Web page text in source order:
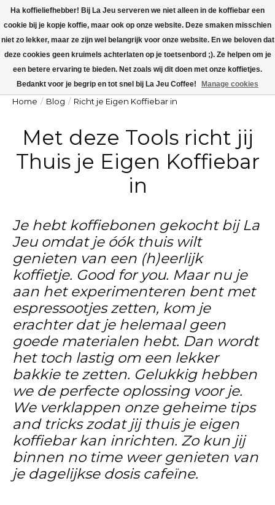
La Jeu is dicht v.a maandag 27 juli t/m zondag 9 augustus. Op maandag 10
augustus worden alle koffieorders verzonden!
Home / Blog / Richt je Eigen Koffiebar in
Met deze Tools richt jij
Thuis je Eigen Koffiebar
in
Je hebt koffiebonen gekocht bij La
Jeu omdat je óók thuis wilt
genieten van een (h)eerlijk
koffietje. Good for you. Maar nu je
aan het experimenteren bent met
espressootjes zetten, kom je
erachter dat je helemaal geen
goede materialen hebt. Dan wordt
het toch lastig om een lekker
bakkie te zetten. Gelukkig hebben
we de perfecte oplossing voor je.
We verklappen onze geheime tips
and tricks zodat jij thuis je eigen
koffiebar kan inrichten. Zo kun jij
binnen no time weer genieten van
je dagelijkse dosis cafeïne.
Ha koffieliefhebber! Bij La Jeu serveren we niet alleen in de koffiebar een
cookie bij je kopje koffie, maar ook op onze website. Deze smaken misschien
niet zo lekker, maar ze zijn wel belangrijk voor onze website. En we beloven dat
deze cookies geen kruimels achterlaten op je toetsenbord ;). Ze helpen om je
een betere ervaring te bieden. Net zoals wij dit doen met onze koffietjes.
Bedankt voor je begrip en tot snel bij La Jeu Coffee!
Manage cookies